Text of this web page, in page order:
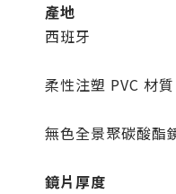
產地
西班牙
柔性注塑 PVC 材質
無色全景聚碳酸酯
鏡片厚度